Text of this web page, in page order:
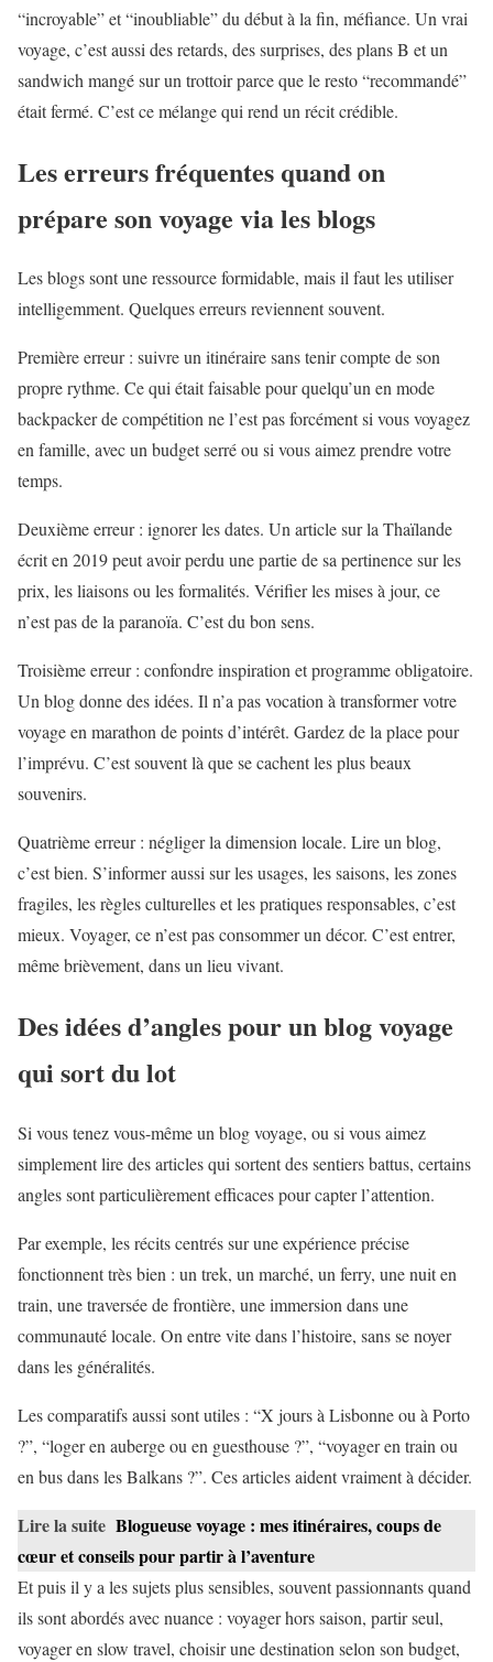
“incroyable” et “inoubliable” du début à la fin, méfiance. Un vrai
voyage, c’est aussi des retards, des surprises, des plans B et un
sandwich mangé sur un trottoir parce que le resto “recommandé”
était fermé. C’est ce mélange qui rend un récit crédible.
Les erreurs fréquentes quand on
prépare son voyage via les blogs
Les blogs sont une ressource formidable, mais il faut les utiliser
intelligemment. Quelques erreurs reviennent souvent.
Première erreur : suivre un itinéraire sans tenir compte de son
propre rythme. Ce qui était faisable pour quelqu’un en mode
backpacker de compétition ne l’est pas forcément si vous voyagez
en famille, avec un budget serré ou si vous aimez prendre votre
temps.
Deuxième erreur : ignorer les dates. Un article sur la Thaïlande
écrit en 2019 peut avoir perdu une partie de sa pertinence sur les
prix, les liaisons ou les formalités. Vérifier les mises à jour, ce
n’est pas de la paranoïa. C’est du bon sens.
Troisième erreur : confondre inspiration et programme obligatoire.
Un blog donne des idées. Il n’a pas vocation à transformer votre
voyage en marathon de points d’intérêt. Gardez de la place pour
l’imprévu. C’est souvent là que se cachent les plus beaux
souvenirs.
Quatrième erreur : négliger la dimension locale. Lire un blog,
c’est bien. S’informer aussi sur les usages, les saisons, les zones
fragiles, les règles culturelles et les pratiques responsables, c’est
mieux. Voyager, ce n’est pas consommer un décor. C’est entrer,
même brièvement, dans un lieu vivant.
Des idées d’angles pour un blog voyage
qui sort du lot
Si vous tenez vous-même un blog voyage, ou si vous aimez
simplement lire des articles qui sortent des sentiers battus, certains
angles sont particulièrement efficaces pour capter l’attention.
Par exemple, les récits centrés sur une expérience précise
fonctionnent très bien : un trek, un marché, un ferry, une nuit en
train, une traversée de frontière, une immersion dans une
communauté locale. On entre vite dans l’histoire, sans se noyer
dans les généralités.
Les comparatifs aussi sont utiles : “X jours à Lisbonne ou à Porto
?”, “loger en auberge ou en guesthouse ?”, “voyager en train ou
en bus dans les Balkans ?”. Ces articles aident vraiment à décider.
Lire la suite Blogueuse voyage : mes itinéraires, coups de
cœur et conseils pour partir à l’aventure
Et puis il y a les sujets plus sensibles, souvent passionnants quand
ils sont abordés avec nuance : voyager hors saison, partir seul,
voyager en slow travel, choisir une destination selon son budget,